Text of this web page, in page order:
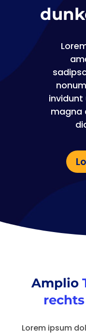
magna
Amplio
rechts
Lorem ipsum